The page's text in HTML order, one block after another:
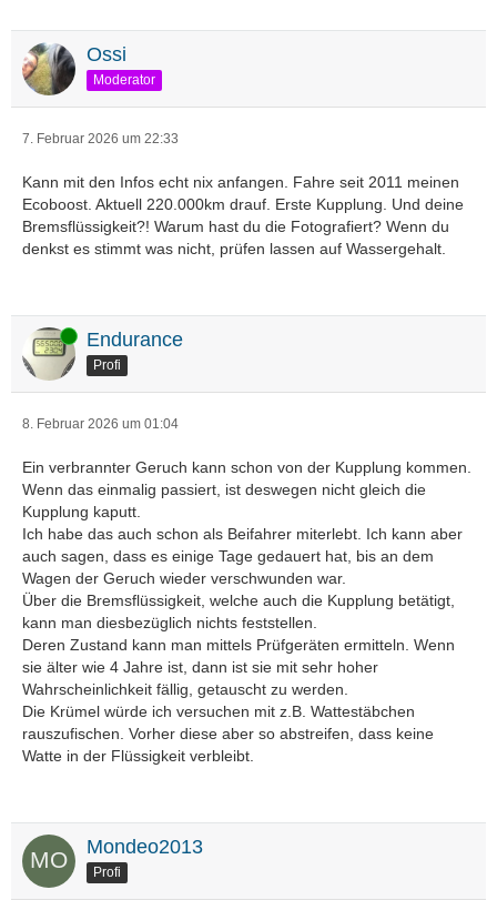
Ossi
Moderator
7. Februar 2026 um 22:33
Kann mit den Infos echt nix anfangen. Fahre seit 2011 meinen
Ecoboost. Aktuell 220.000km drauf. Erste Kupplung. Und deine
Bremsflüssigkeit?! Warum hast du die Fotografiert? Wenn du
denkst es stimmt was nicht, prüfen lassen auf Wassergehalt.
Online Endurance
Profi
8. Februar 2026 um 01:04
Ein verbrannter Geruch kann schon von der Kupplung kommen.
Wenn das einmalig passiert, ist deswegen nicht gleich die
Kupplung kaputt.
Ich habe das auch schon als Beifahrer miterlebt. Ich kann aber
auch sagen, dass es einige Tage gedauert hat, bis an dem
Wagen der Geruch wieder verschwunden war.
Über die Bremsflüssigkeit, welche auch die Kupplung betätigt,
kann man diesbezüglich nichts feststellen.
Deren Zustand kann man mittels Prüfgeräten ermitteln. Wenn
sie älter wie 4 Jahre ist, dann ist sie mit sehr hoher
Wahrscheinlichkeit fällig, getauscht zu werden.
Die Krümel würde ich versuchen mit z.B. Wattestäbchen
rauszufischen. Vorher diese aber so abstreifen, dass keine
Watte in der Flüssigkeit verbleibt.
Mondeo2013
Profi